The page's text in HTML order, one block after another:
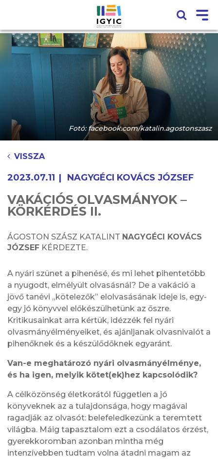
Fotó: facebook.com/katalin.agostonszasz
VISSZA
2023.07.11 NAGYGÉCI KOVÁCS JÓZSEF
VAKÁCIÓS OLVASMÁNYOK –
KÖRKÉRDÉS II.
ÁGOSTON SZÁSZ KATALINT NAGYGÉCI KOVÁCS
JÓZSEF KÉRDEZTE.
A nyári szünet a pihenésé, és mi lehet pihentetőbb
a nyugodt, elmélyült olvasásnál? De a vakáció a
jövő tanévi „kötelezők” elolvasásának ideje is, egy-
egy jó könyvvel előkészülhetünk az őszre.
Kritikusainkat arra kértük, idézzék fel nyári
olvasmányélményeiket, és ajánljanak olvasnivalót a
pihenőknek és a készülődőknek egyaránt.
Van-e meghatározó nyári olvasmányélménye,
és ha igen, melyik kötet(ek)hez kapcsolódik?
A célközönség életkorától független a jó
könyveknek az a tulajdonsága, hogy magával
ragadják az olvasót: belefeledkezünk a teremtett
világba. Máig tapasztalom ezt a csodálatos érzést,
gyerekkoromban azonban mintha még
intenzívebben tudtam volna átadni magam az